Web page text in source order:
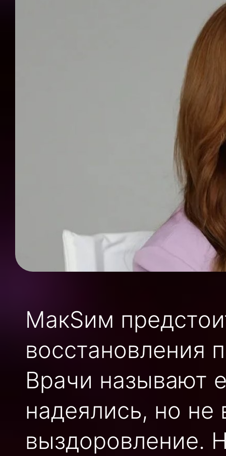
МакSим
восстановления
Врачи называют
надеялись, но не
выздоровление.